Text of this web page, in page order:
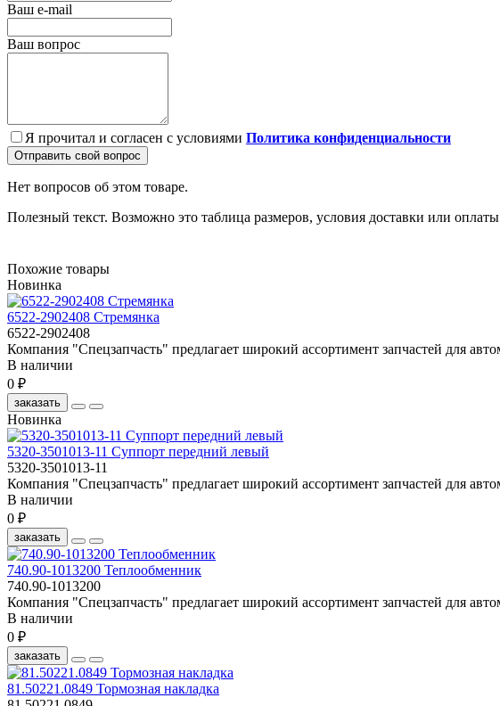
Ваш e-mail
Ваш вопрос
Я прочитал и согласен с условиями Политика конфиденциальности
Отправить свой вопрос
Нет вопросов об этом товаре.
Полезный текст. Возможно это таблица размеров, условия доставки или
Похожие товары
Новинка
6522-2902408 Стремянка
6522-2902408
Компания "Спецзапчасть" предлагает широкий ассортимент запчастей для
В наличии
0 ₽
заказать
Новинка
5320-3501013-11 Суппорт передний левый
5320-3501013-11
Компания "Спецзапчасть" предлагает широкий ассортимент запчастей для
В наличии
0 ₽
заказать
740.90-1013200 Теплообменник
740.90-1013200
Компания "Спецзапчасть" предлагает широкий ассортимент запчастей для
В наличии
0 ₽
заказать
81.50221.0849 Тормозная накладка